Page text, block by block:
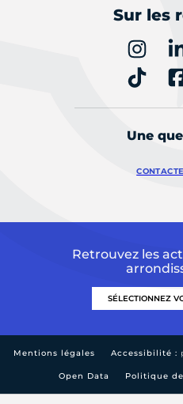
Sur les
Une
Retrouvez les
Mentions légales Accessibilité :
Open Data Politique